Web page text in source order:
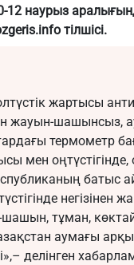
12 наурыз
тілшісі.
жартысы
жауын-шашынсыз,
термометр
мен
батыс
негізінен
тұман,
аумағы
делінген